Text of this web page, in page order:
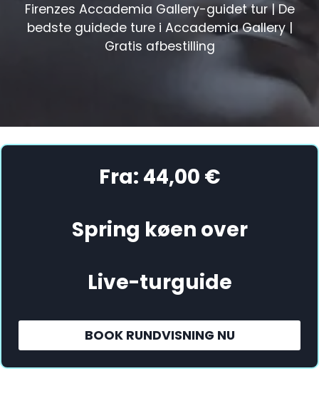
Firenzes Accademia Gallery-guidet tur | De
bedste guidede ture i Accademia Gallery |
Gratis afbestilling
Fra: 44,00 €
Spring køen over
Live-turguide
BOOK RUNDVISNING NU